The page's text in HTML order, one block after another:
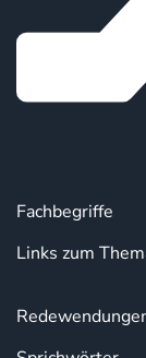
Fachbegriffe
Links zum